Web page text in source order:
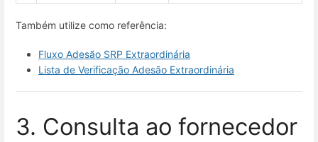
Também utilize como referência:
Fluxo Adesão SRP Extraordinária
Lista de Verificação Adesão Extraordinária
3. Consulta ao fornecedor